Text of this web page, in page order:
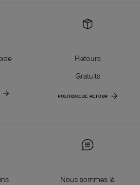
Retours
Gratuits
POLITIQUE DE RETOUR
Nous sommes là